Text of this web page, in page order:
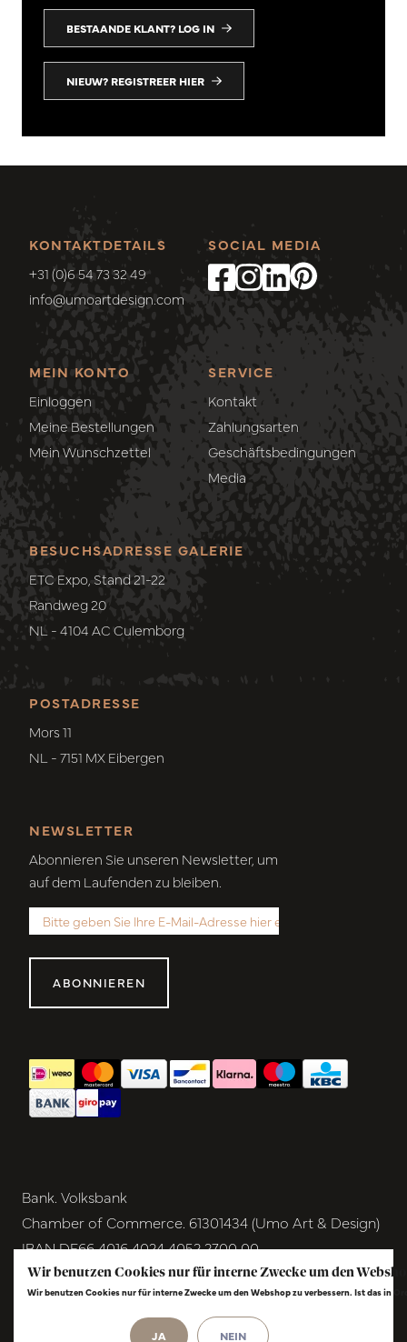
BESTAANDE KLANT? LOG IN
NIEUW? REGISTREER HIER
KONTAKTDETAILS
+31 (0)6 54 73 32 49
info@umoartdesign.com
MEIN KONTO
Einloggen
Meine Bestellungen
Mein Wunschzettel
SERVICE
Kontakt
Zahlungsarten
Geschäftsbedingungen
Media
SOCIAL MEDIA
POSTADRESSE
Mors 11
NL - 7151 MX Eibergen
BESUCHSADRESSE GALERIE
ETC Expo, Stand 21-22
Randweg 20
NL - 4104 AC Culemborg
NEWSLETTER
Abonnieren Sie unseren Newsletter, um
auf dem Laufenden zu bleiben.
ABONNIEREN
Bank. Volksbank
Chamber of Commerce. 61301434 (Umo Art & Design)
IBAN DE66 4016 4024 4052 2700 00
BIC GENODEM1GRN
VAT NL854291040B01
Wir benutzen Cookies nur für interne Zwecke um den
Wir benutzen Cookies nur für interne Zwecke um den Webshop zu verbessern. Ist das in
JA NEIN